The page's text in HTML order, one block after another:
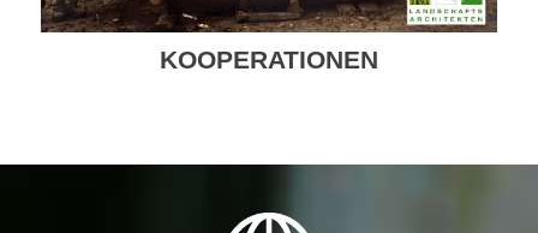
KOOPERATIONEN